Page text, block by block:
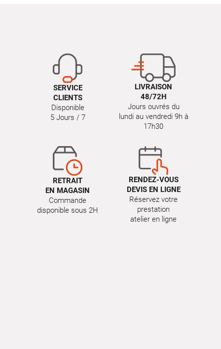
SERVICE
CLIENTS
Disponible
5 Jours / 7
LIVRAISON
48/72H
Jours ouvrés du
lundi au vendredi 9h à
17h30
RETRAIT
EN MAGASIN
Commande
disponible sous 2H
RENDEZ-VOUS
DEVIS EN LIGNE
Réservez votre
prestation
atelier en ligne